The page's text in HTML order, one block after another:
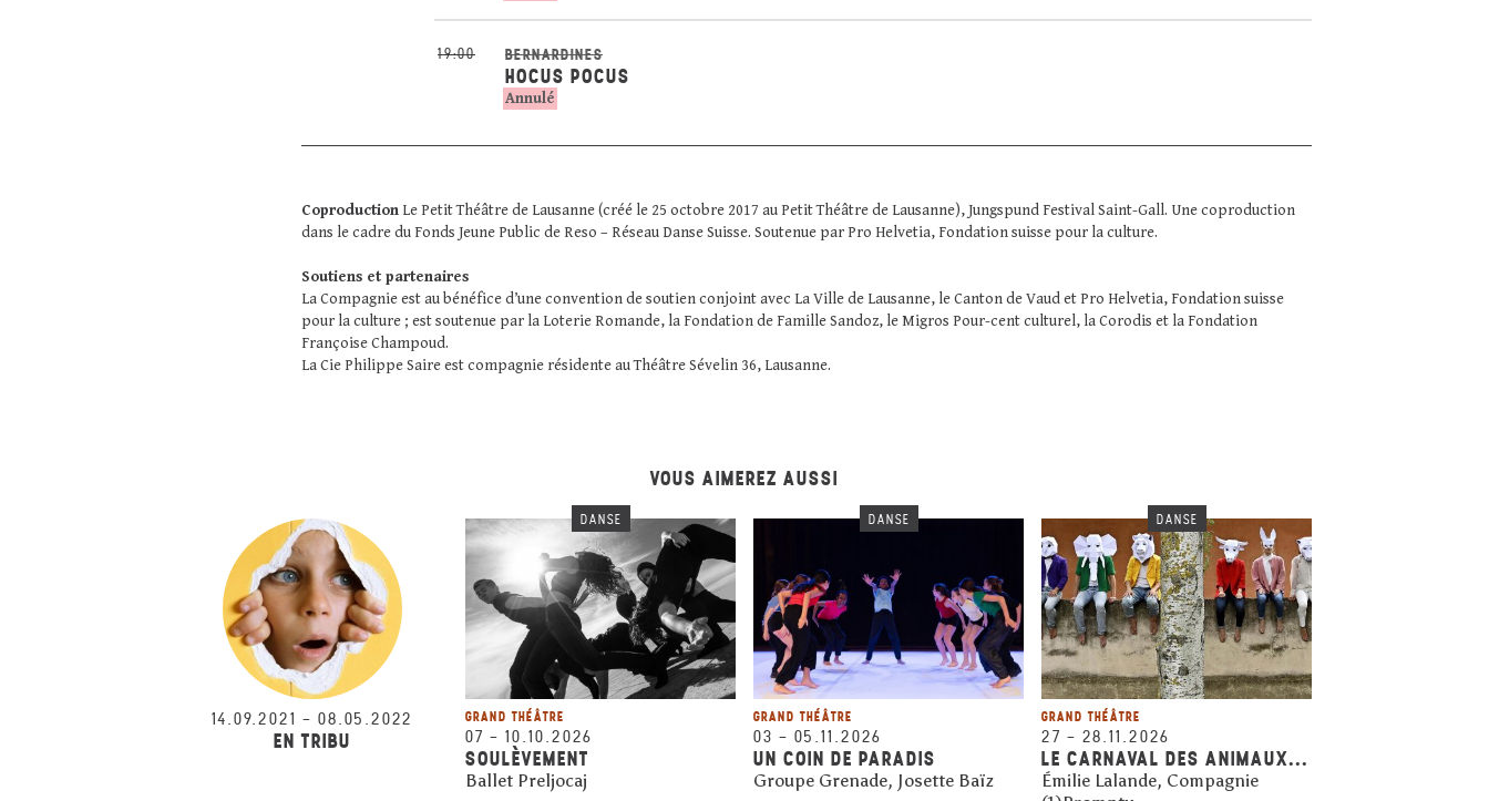
19:00 BERNARDINES
HOCUS POCUS
Annulé
Coproduction Le Petit Théâtre de Lausanne (créé le 25 octobre 2017 au Petit Théâtre de Lausanne), Jungspund Festival Saint-Gall. Une coproduction
dans le cadre du Fonds Jeune Public de Reso – Réseau Danse Suisse. Soutenue par Pro Helvetia, Fondation suisse pour la culture.
Soutiens et partenaires
La Compagnie est au bénéfice d’une convention de soutien conjoint avec La Ville de Lausanne, le Canton de Vaud et Pro Helvetia, Fondation suisse
pour la culture ; est soutenue par la Loterie Romande, la Fondation de Famille Sandoz, le Migros Pour-cent culturel, la Corodis et la Fondation
Françoise Champoud.
La Cie Philippe Saire est compagnie résidente au Théâtre Sévelin 36, Lausanne.
VOUS AIMEREZ AUSSI
14.09.2021 – 08.05.2022
EN TRIBU
DANSE
GRAND THÉÂTRE
07 – 10.10.2026
SOULÈVEMENT
Ballet Preljocaj
DANSE
GRAND THÉÂTRE
03 – 05.11.2026
UN COIN DE PARADIS
Groupe Grenade, Josette Baïz
DANSE
GRAND THÉÂTRE
27 – 28.11.2026
LE CARNAVAL DES ANIMAUX...
Émilie Lalande, Compagnie